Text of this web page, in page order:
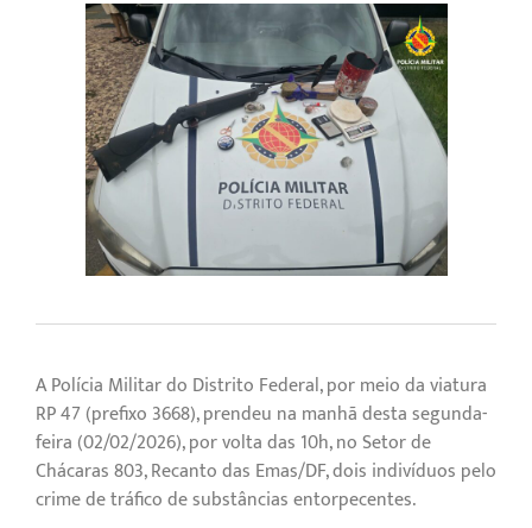
A Polícia Militar do Distrito Federal, por meio da viatura
RP 47 (prefixo 3668), prendeu na manhã desta segunda-
feira (02/02/2026), por volta das 10h, no Setor de
Chácaras 803, Recanto das Emas/DF, dois indivíduos pelo
crime de tráfico de substâncias entorpecentes.